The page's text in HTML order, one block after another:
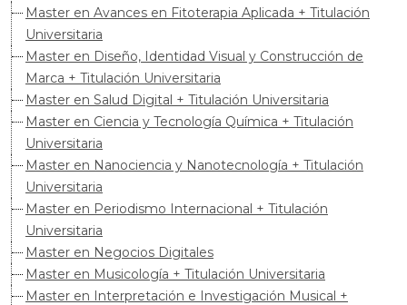
Master en Avances en Fitoterapia Aplicada + Titulación
Universitaria
Master en Diseño, Identidad Visual y Construcción de
Marca + Titulación Universitaria
Master en Salud Digital + Titulación Universitaria
Master en Ciencia y Tecnología Química + Titulación
Universitaria
Master en Nanociencia y Nanotecnología + Titulación
Universitaria
Master en Periodismo Internacional + Titulación
Universitaria
Master en Negocios Digitales
Master en Musicología + Titulación Universitaria
Master en Interpretación e Investigación Musical +